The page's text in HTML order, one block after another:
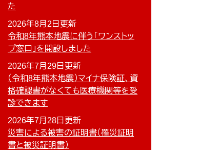
た
2026年8月2日更新
令和8年熊本地震に伴う「ワンストッ
プ窓口」を開設しました
2026年7月29日更新
（令和8年熊本地震）マイナ保険証、資
格確認書がなくても医療機関等を受
診できます
2026年7月28日更新
災害による被害の証明書（罹災証明
書と被災証明書）